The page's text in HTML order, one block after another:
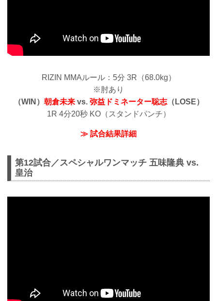
RIZIN MMAルール：5分 3R（68.0kg）
※肘あり
（WIN） 朝倉未来vs. 弥益ドミネーター聡志（LOSE）
1R 4分20秒 KO（スタンドパンチ）
≫ 試合結果詳細
第12試合／スペシャルワンマッチ 五味隆典 vs.
皇治